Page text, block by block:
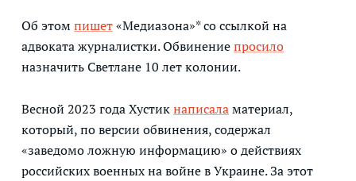
Об этомпишет«Медиазона»* со ссылкой на
адвоката журналистки. Обвинениепросило
назначить Светлане 10 лет колонии.
Весной 2023 года Хустикнаписаламатериал,
который, по версии обвинения, содержал
«заведомо ложную информацию» о действиях
российских военных на войне в Украине. За этот